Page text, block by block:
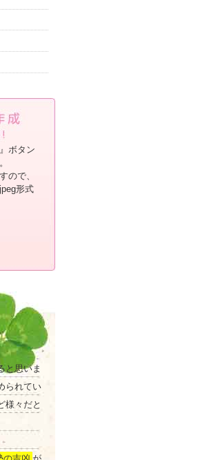
ボタン
ので、
形式
と思いま
られてい
様々だと